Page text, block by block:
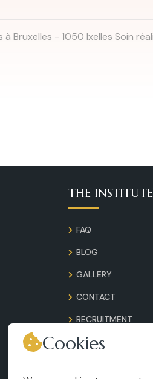
- 1050 Ixelles Soin réalisé
THE INSTITUTE
FAQ
BLOG
GALLERY
CONTACT
RECRUITMENT
TERMS AND
Cookies